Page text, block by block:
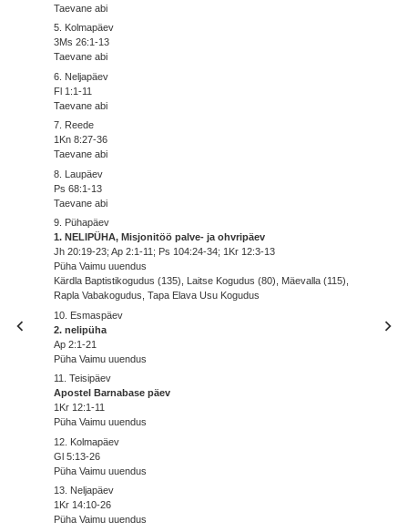
Taevane abi
5. Kolmapäev
3Ms 26:1-13
Taevane abi
6. Neljapäev
Fl 1:1-11
Taevane abi
7. Reede
1Kn 8:27-36
Taevane abi
8. Laupäev
Ps 68:1-13
Taevane abi
9. Pühapäev
1. NELIPÜHA, Misjonitöö palve- ja ohvripäev
Jh 20:19-23; Ap 2:1-11; Ps 104:24-34; 1Kr 12:3-13
Püha Vaimu uuendus
Kärdla Baptistikogudus (135), Laitse Kogudus (80), Mäevalla (115),
Rapla Vabakogudus, Tapa Elava Usu Kogudus
10. Esmaspäev
2. nelipüha
Ap 2:1-21
Püha Vaimu uuendus
11. Teisipäev
Apostel Barnabase päev
1Kr 12:1-11
Püha Vaimu uuendus
12. Kolmapäev
Gl 5:13-26
Püha Vaimu uuendus
13. Neljapäev
1Kr 14:10-26
Püha Vaimu uuendus